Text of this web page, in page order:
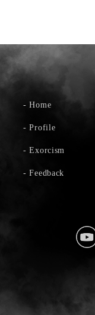
-Home
-Profile
-Exorcism
-Feedback